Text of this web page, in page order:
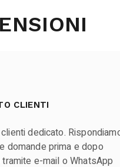
CLIENTI
dedicato.
domande prima e dopo
tramite e-mail o WhatsApp